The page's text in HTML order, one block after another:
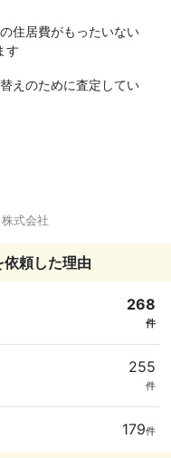
住居費がもったいない
す
えのために査定してい
式会社
頼した理由
268
件
255
件
179件